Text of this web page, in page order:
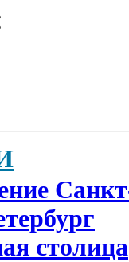
столица